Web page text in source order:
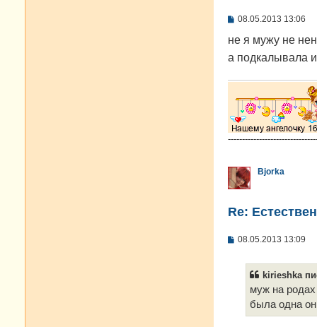
С
о
щ
н
е
08.05.2013 13:06
не я мужу не
а подкалывала
Bjorka
Re:
С
08.05.2013 13:09
kirieshka
муж на
была одна